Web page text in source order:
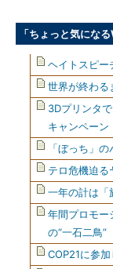
「ちょっと気にな
ヘイトスピ
世界が終わ
3Dプリンタ
キャンペーン
「ぼっち」
テロ危機迫
一年の計は
年間プロモー
の“一石二鳥”
COP21に参